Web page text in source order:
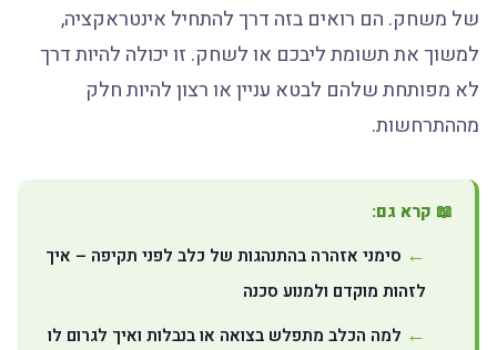
של משחק. הם רואים בזה דרך להתחיל אינטראקציה,
למשוך את תשומת ליבכם או לשחק. זו יכולה להיות דרך
לא מפותחת שלהם לבטא עניין או רצון להיות חלק
מההתרחשות.
📖 קרא גם:
סימני אזהרה בהתנהגות של כלב לפני תקיפה – איך
לזהות מוקדם ולמנוע סכנה
למה הכלב מתפלש בצואה או בנבלות ואיך לגרום לו